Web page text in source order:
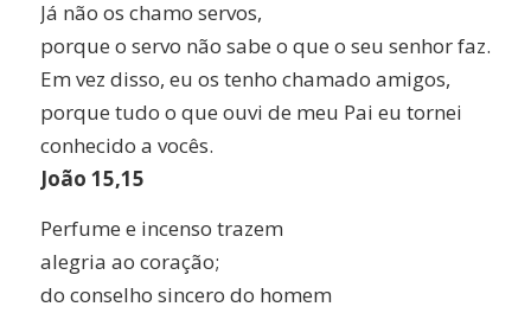
Já não os chamo servos,
porque o servo não sabe o que o seu senhor faz.
Em vez disso, eu os tenho chamado amigos,
porque tudo o que ouvi de meu Pai eu tornei
conhecido a vocês.
João 15,15
Perfume e incenso trazem
alegria ao coração;
do conselho sincero do homem